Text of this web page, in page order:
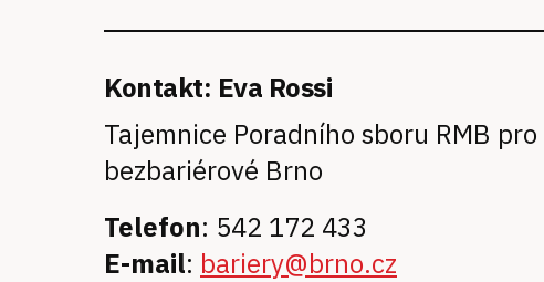
Kontakt: Eva Rossi
Tajemnice Poradního sboru RMB pro
bezbariérové Brno
Telefon: 542 172 433
E-mail: bariery@brno.cz